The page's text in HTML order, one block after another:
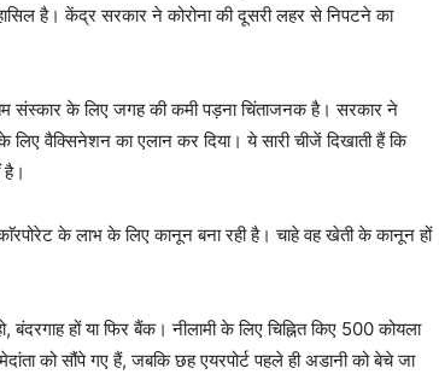
है। केंद्र सरकार ने कोरोना की दूसरी लहर से निपटने का
संस्कार के लिए जगह की कमी पड़ना चिंताजनक है। सरकार ने
वैक्सिनेशन का एलान कर दिया। ये सारी चीजें दिखाती हैं कि
के लाभ के लिए कानून बना रही है। चाहे वह खेती के कानून हों
हों या फिर बैंक। नीलामी के लिए चिह्नित किए 500 कोयला
को सौंपे गए हैं, जबकि छह एयरपोर्ट पहले ही अडानी को बेचे जा